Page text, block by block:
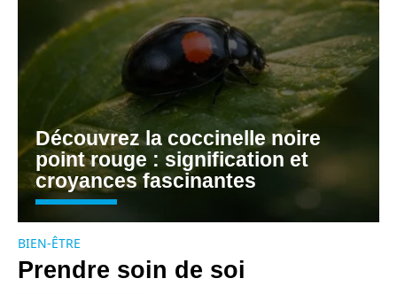
Découvrez la coccinelle noire
point rouge : signification et
croyances fascinantes
BIEN-ÊTRE
Prendre soin de soi